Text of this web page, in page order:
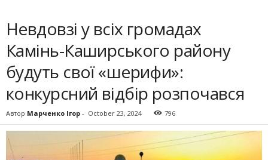
Невдовзі у всіх громадах
Камінь-Каширського району
будуть свої «шерифи»:
конкурсний відбір розпочався
Автор Марченко Ігор - October 23, 2024 796